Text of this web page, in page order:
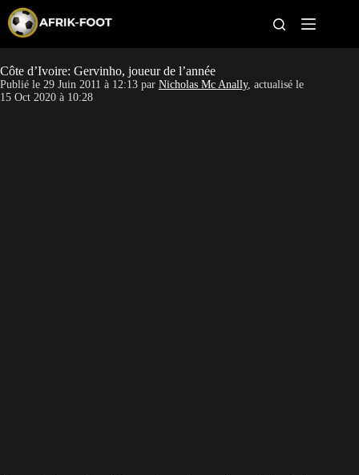
p
o
c
CAN féminine
Côte d’Ivoire: Gervinho, joueur de l’année
Publié le 29 Juin 2011 à 12:13 par Nicholas Mc Anally, actualisé le
15 Oct 2020 à 10:28